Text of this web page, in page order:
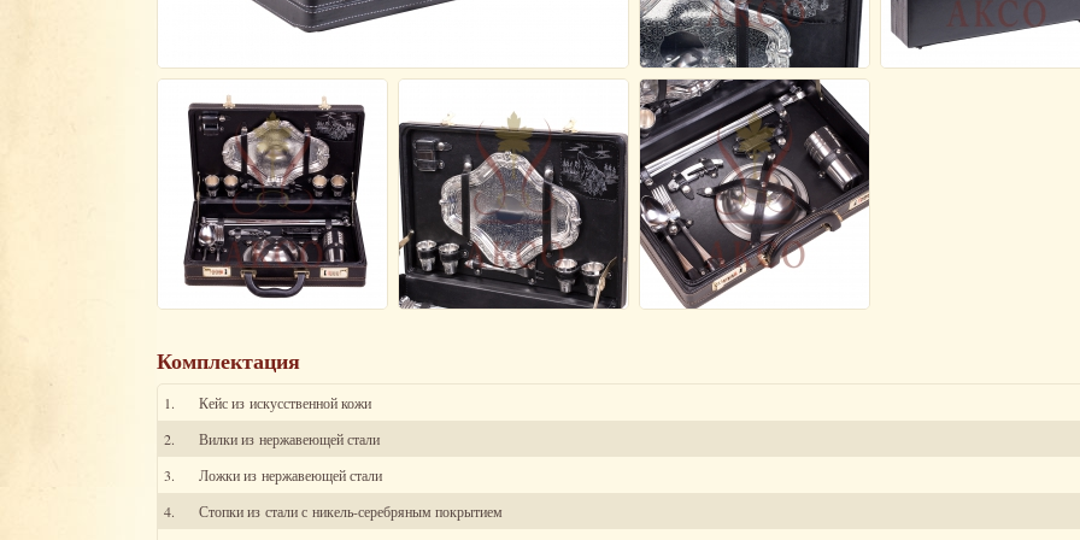
Комплектация
1. Кейс из искусственной кожи
2.
Вилки из нержавеющей стали
3.
Ложки из нержавеющей стали
4.
Стопки из стали с никель-серебряным покрытием